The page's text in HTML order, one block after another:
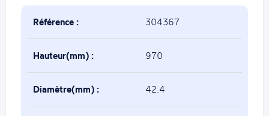
Référence : 304367
Hauteur(mm) : 970
Diamètre(mm) : 42.4